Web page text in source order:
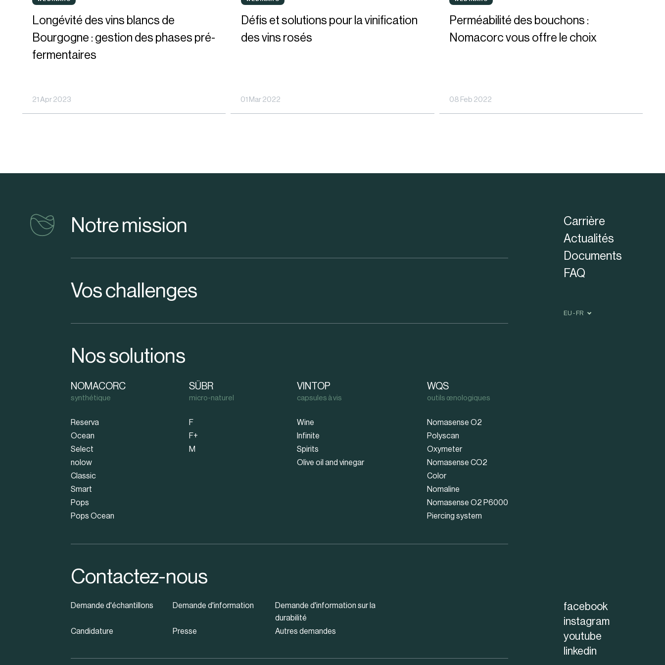
blancs
pré-
Longévité des vins blancs de
Bourgogne : gestion des phases pré-
fermentaires
21 Apr 2023
des
Défis et solutions pour la vinification
des vins rosés
01 Mar 2022
offre
Perméabilité des bouchons :
Nomacorc vous offre le choix
08 Feb 2022
vinventions
Notre mission
Vos challenges
Nos solutions
NOMACORC
synthétique
Reserva
Ocean
Select
nolow
Classic
Smart
Pops
Pops Ocean
SÜBR
micro-naturel
F
F+
M
VINTOP
capsules à vis
Wine
Infinite
Spirits
Olive oil and vinegar
WQS
outils œnologiques
Nomasense O2
Polyscan
Oxymeter
Nomasense CO2
Color
Nomaline
Nomasense O2 P6000
Piercing system
Contactez-nous
Demande d'échantillons Demande d'information
Demande d'information sur la
durabilité
Candidature
Presse Autres demandes
Carrière
Actualités
Documents
FAQ
EU - FR
facebook
instagram
youtube
linkedin